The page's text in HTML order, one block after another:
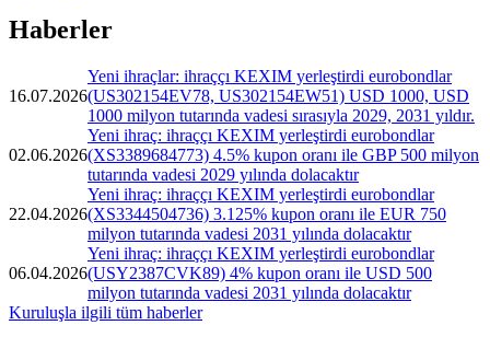
Haberler
16.07.2026
Yeni ihraçlar: ihraççı KEXIM yerleştirdi eurobondlar
(US302154EV78, US302154EW51) USD 1000, USD
1000 milyon tutarında vadesi sırasıyla 2029, 2031 yıldır.
02.06.2026
Yeni ihraç: ihraççı KEXIM yerleştirdi eurobondlar
(XS3389684773) 4.5% kupon oranı ile GBP 500 milyon
tutarında vadesi 2029 yılında dolacaktır
22.04.2026
Yeni ihraç: ihraççı KEXIM yerleştirdi eurobondlar
(XS3344504736) 3.125% kupon oranı ile EUR 750
milyon tutarında vadesi 2031 yılında dolacaktır
06.04.2026
Yeni ihraç: ihraççı KEXIM yerleştirdi eurobondlar
(USY2387CVK89) 4% kupon oranı ile USD 500
milyon tutarında vadesi 2031 yılında dolacaktır
Kuruluşla ilgili tüm haberler